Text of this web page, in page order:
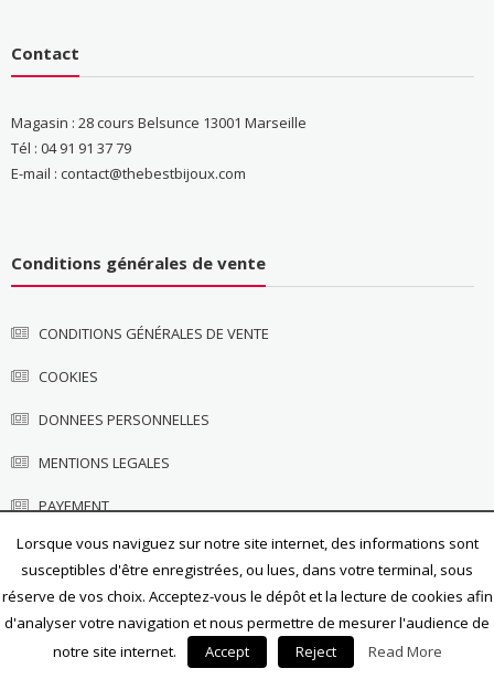
Contact
Magasin : 28 cours Belsunce 13001 Marseille
Tél : 04 91 91 37 79
E-mail : contact@thebestbijoux.com
Conditions générales de vente
CONDITIONS GÉNÉRALES DE VENTE
COOKIES
DONNEES PERSONNELLES
MENTIONS LEGALES
PAYEMENT
Fièrement propulsé parWordPress
Lorsque vous naviguez sur notre site internet, des informations sont
susceptibles d'être enregistrées, ou lues, dans votre terminal, sous
réserve de vos choix. Acceptez-vous le dépôt et la lecture de cookies afin
d'analyser votre navigation et nous permettre de mesurer l'audience de
notre site internet.
Accept Reject Read More